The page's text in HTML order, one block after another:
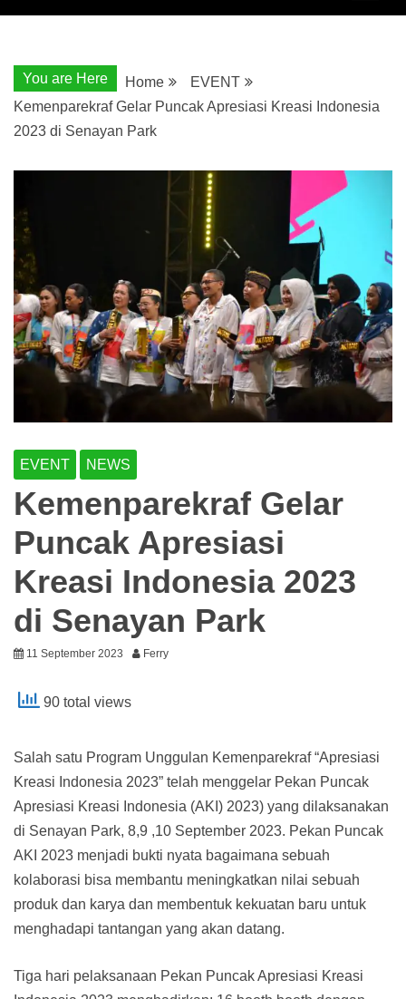
You are Here Home
EVENT
Kemenparekraf Gelar Puncak Apresiasi Kreasi Indonesia
2023 di Senayan Park
EVENT NEWS
Kemenparekraf Gelar
Puncak Apresiasi
Kreasi Indonesia 2023
di Senayan Park
11 September 2023 Ferry
90 total views
Salah satu Program Unggulan Kemenparekraf “Apresiasi
Kreasi Indonesia 2023” telah menggelar Pekan Puncak
Apresiasi Kreasi Indonesia (AKI) 2023) yang dilaksanakan
di Senayan Park, 8,9 ,10 September 2023. Pekan Puncak
AKI 2023 menjadi bukti nyata bagaimana sebuah
kolaborasi bisa membantu meningkatkan nilai sebuah
produk dan karya dan membentuk kekuatan baru untuk
menghadapi tantangan yang akan datang.
Tiga hari pelaksanaan Pekan Puncak Apresiasi Kreasi